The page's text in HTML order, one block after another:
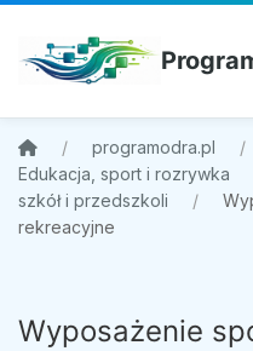
programodra.pl
Edukacja, sport i rozrywka
szkół i przedszkoli
rekreacyjne
Wyposażenie